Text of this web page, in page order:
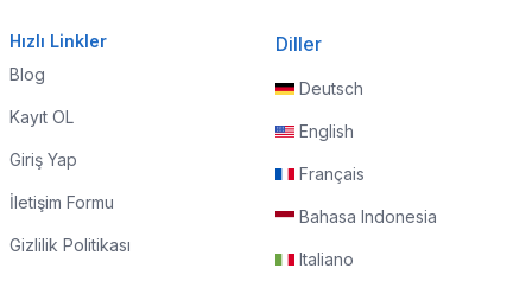
Hızlı Linkler
Blog
Kayıt OL
Giriş Yap
İletişim Formu
Gizlilik Politikası
Diller
Deutsch
English
Français
Bahasa Indonesia
Italiano